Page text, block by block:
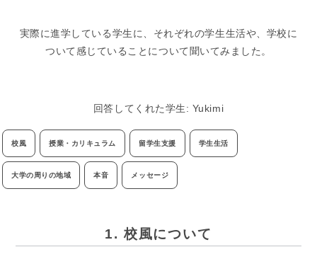
実際に進学している学生に、それぞれの学生生活や、学校に
ついて感じていることについて聞いてみました。
回答してくれた学生: Yukimi
校風 授業・カリキュラム 留学生支援 学生生活
大学の周りの地域 本音 メッセージ
1. 校風について